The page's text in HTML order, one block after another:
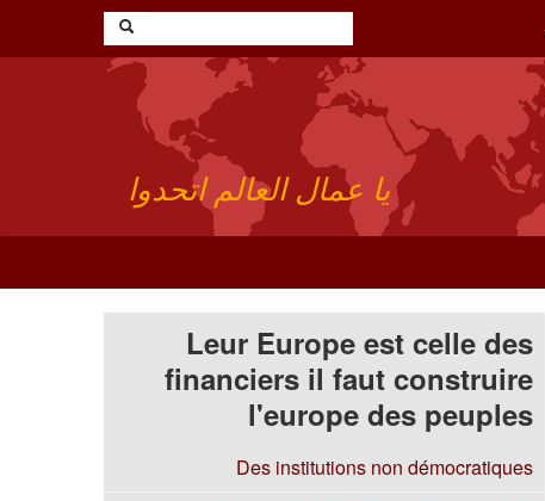
يا عمال العالم اتحدوا
Leur Europe est celle des
financiers il faut construire
l'europe des peuples
Des institutions non démocratiques